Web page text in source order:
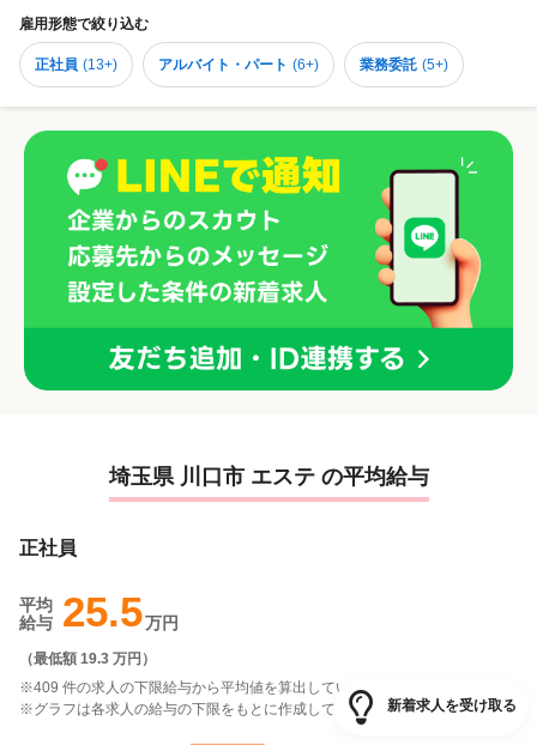
雇用形態で絞り込む
正社員 (13+) アルバイト・パート (6+) 業務委託 (5+)
埼玉県 川口市 エステ の平均給与
正社員
平均
給与 25.5万円
（最低額 19.3 万円 ）
※409 件の求人の下限給与から平均値を算出しています。
※グラフは各求人の給与の下限をもとに作成しています。新着求人を受け取る